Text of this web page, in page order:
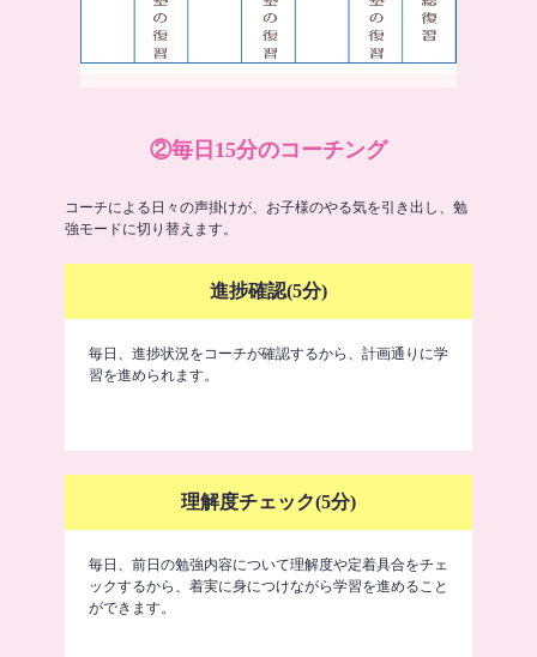
②毎日15分のコーチング
コーチによる日々の声掛けが、お子様のやる気を引き出し、勉
強モードに切り替えます。
進捗確認(5分)
毎日、進捗状況をコーチが確認するから、計画通りに学
習を進められます。
理解度チェック(5分)
毎日、前日の勉強内容について理解度や定着具合をチェ
ックするから、着実に身につけながら学習を進めること
ができます。